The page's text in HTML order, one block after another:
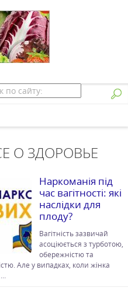
О ЗДОРОВЬЕ
Наркоманія під
час вагітності: які
наслідки для
плоду?
Вагітність зазвичай
асоціюється з турботою,
обережністю та
Але у випадках, коли жінка